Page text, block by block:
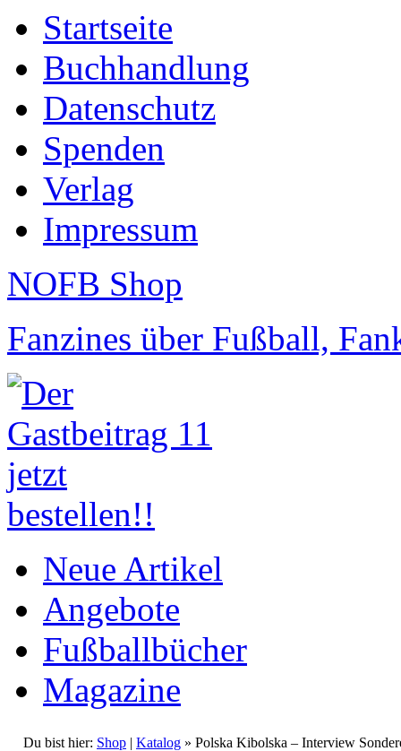
Startseite
Buchhandlung
Datenschutz
Spenden
Verlag
Impressum
NOFB Shop
Fanzines über Fußball,
Neue Artikel
Angebote
Fußballbücher
Magazine
Du bist hier: Shop | Katalog » Polska Kibolska – Interview